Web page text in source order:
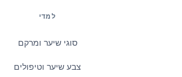
למדי
סוגי שיער ומרקם
צבע שיער וטיפולים